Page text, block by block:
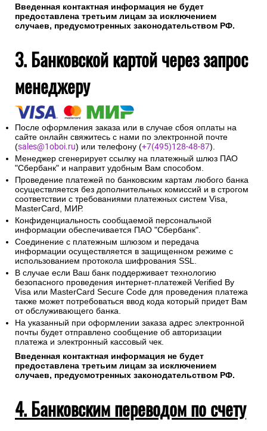
Введенная контактная информация не будет
предоставлена третьим лицам за исключением
случаев, предусмотренных законодательством РФ.
3. Банковской картой через запрос
менеджеру
После оформления заказа или в случае сбоя оплаты на
сайте онлайн свяжитесь с нами по электронной почте
(sales@1oboi.ru) или телефону (+7(495)128-48-87).
Менеджер сгенерирует ссылку на платежный шлюз ПАО
"Сбербанк" и направит удобным Вам способом.
Проведение платежей по банковским картам любого банка
осуществляется без дополнительных комиссий и в строгом
соответствии с требованиями платежных систем Visa,
MasterCard, МИР.
Конфиденциальность сообщаемой персональной
информации обеспечивается ПАО "Сбербанк".
Соединение с платежным шлюзом и передача
информации осуществляется в защищенном режиме с
использованием протокола шифрования SSL.
В случае если Ваш банк поддерживает технологию
безопасного проведения интернет-платежей Verified By
Visa или MasterCard Secure Code для проведения платежа
также может потребоваться ввод кода который придет Вам
от обслуживающего банка.
На указанный при оформлении заказа адрес электронной
почты будет отправлено сообщение об авторизации
платежа и электронный кассовый чек.
Введенная контактная информация не будет
предоставлена третьим лицам за исключением
случаев, предусмотренных законодательством РФ.
4. Банковским переводом по счету